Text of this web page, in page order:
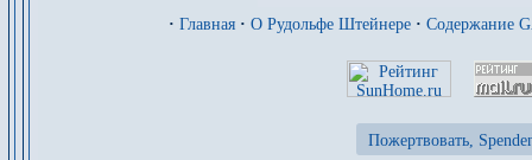
· Главная · О Рудольфе Штейнере · Содержание
Пожертвовать,